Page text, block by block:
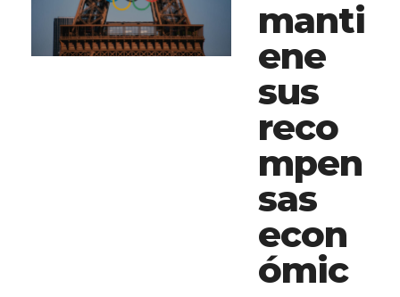
manti
ene
sus
reco
mpen
sas
econ
ómic